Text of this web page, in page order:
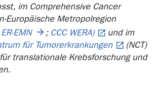
im Comprehensive Cancer
Europäische Metropolregion
EMN ; CCC WERA)
und im
für Tumorerkrankungen
(NCT)
translationale Krebsforschung und